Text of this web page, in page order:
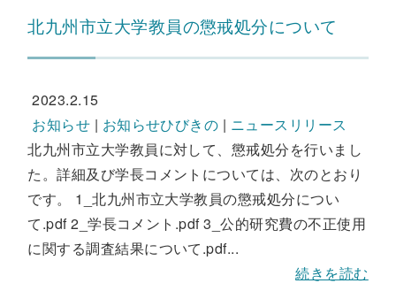
北九州市立大学教員の懲戒処分について
2023.2.15
お知らせ | お知らせひびきの | ニュースリリース
北九州市立大学教員に対して、懲戒処分を行いまし
た。詳細及び学長コメントについては、次のとおり
です。 1_北九州市立大学教員の懲戒処分につい
て.pdf 2_学長コメント.pdf 3_公的研究費の不正使用
に関する調査結果について.pdf...
続きを読む